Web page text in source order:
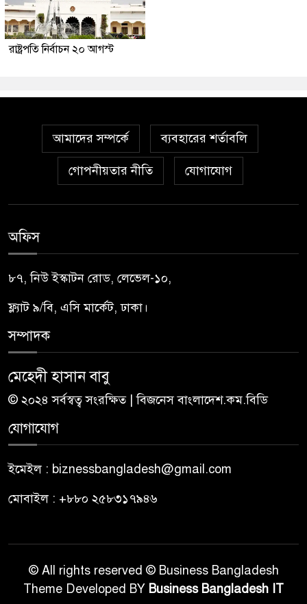
রাষ্ট্রপতি নির্বাচন ২০ আগস্ট
আমাদের সম্পর্কে ব্যবহারের শর্তাবলি
গোপনীয়তার নীতি যোগাযোগ
অফিস
৮৭, নিউ ইস্কাটন রোড, লেভেল-১০,
ফ্ল্যাট ৯/বি, এসি মার্কেট, ঢাকা।
সম্পাদক
মেহেদী হাসান বাবু
© ২০২৪ সর্বস্বত্ব সংরক্ষিত | বিজনেস বাংলাদেশ.কম.বিডি
যোগাযোগ
ইমেইল : biznessbangladesh@gmail.com
মোবাইল : +৮৮০ ২৫৮৩১৭৯৪৬
© All rights reserved © Business Bangladesh
Theme Developed BY Business Bangladesh IT